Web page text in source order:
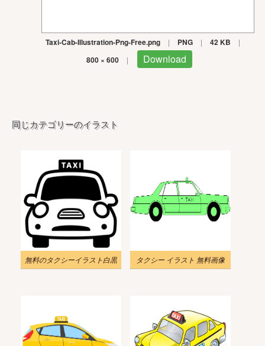
Taxi-Cab-Illustration-Png-Free.png | PNG | 42 KB |
800 × 600 | Download
同じカテゴリーのイラスト
無料のタクシーイラスト白黒 タクシー イラスト 無料画像